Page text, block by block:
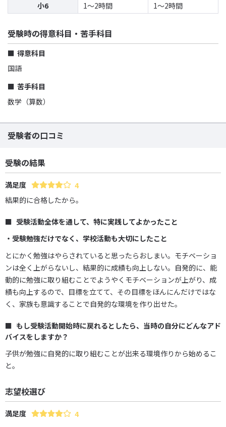
小6
1〜2時間 1〜2時間
受験時の得意科目・苦手科目
得意科目
国語
苦手科目
数学（算数）
受験者の口コミ
受験の結果
満足度
4
結果的に合格したから。
受験活動全体を通して、特に実践してよかったこと
・受験勉強だけでなく、学校活動も大切にしたこと
とにかく勉強はやらされていると思ったらおしまい。モチベーショ
ンは全く上がらないし、結果的に成績も向上しない。自発的に、能
動的に勉強に取り組むことでようやくモチベーションが上がり、成
績も向上するので、目標を立てて、その目標をほんにんだけではな
く、家族も意識することで自発的な環境を作り出せた。
もし受験活動開始時に戻れるとしたら、当時の自分にどんなアド
バイスをしますか？
子供が勉強に自発的に取り組むことが出来る環境作りから始めるこ
と。
志望校選び
満足度 4